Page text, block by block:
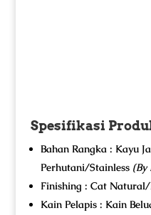
Spesifikasi
Bahan Rangka : Kayu
Perhutani/Stainless (By
Finishing : Cat
Kain Pelapis : Kain